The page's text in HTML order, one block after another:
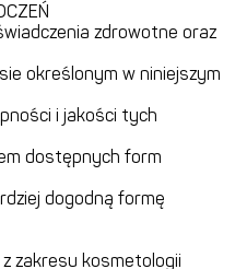
zdrowotne oraz
określonym w niniejszym
i jakości tych
dostępnych form
dogodną formę
zakresu kosmetologii